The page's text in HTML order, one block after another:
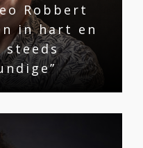
Robbert
in hart en
steeds